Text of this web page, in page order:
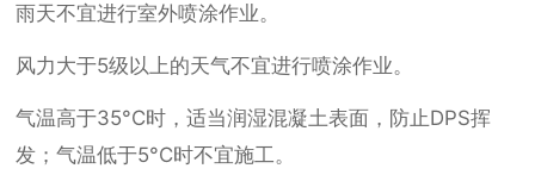
雨天不宜进行室外喷涂作业。
风力大于5级以上的天气不宜进行喷涂作业。
气温高于35°C时，适当润湿混凝土表面，防止DPS挥
发；气温低于5°C时不宜施工。